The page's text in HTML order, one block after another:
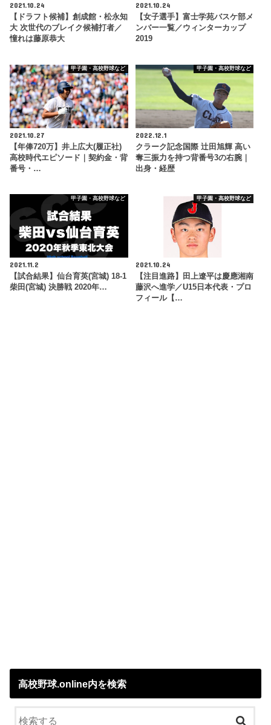
2021.10.24
【ドラフト候補】創成館・松永知
大 次世代のブレイク候補打者／
憧れは藤原恭大
2021.10.24
【女子選手】富士学苑バスケ部メ
ンバー一覧／ウィンターカップ
2019
甲子園・高校野球など
2021.10.27
【年俸720万】井上広大(履正社)
高校時代エピソード｜契約金・背
番号・…
甲子園・高校野球など
2022.12.1
クラーク記念国際 辻田旭輝 高い
奪三振力を持つ背番号3の右腕｜
出身・経歴
甲子園・高校野球など
2021.11.2
【試合結果】仙台育英(宮城) 18-1
柴田(宮城) 決勝戦 2020年…
甲子園・高校野球など
2021.10.24
【注目進路】田上遼平は慶應湘南
藤沢へ進学／U15日本代表・プロ
フィール【…
高校野球.online内を検索